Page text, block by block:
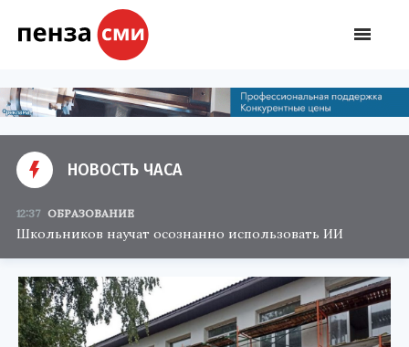
НОВОСТЬ ЧАСА
12:37 ОБРАЗОВАНИЕ
Школьников научат осознанно использовать ИИ